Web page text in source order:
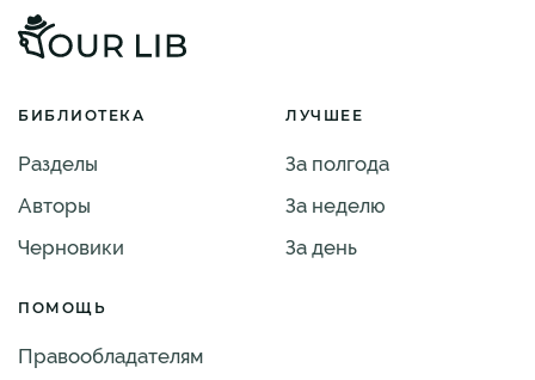
БИБЛИОТЕКА
Разделы
Авторы
Черновики
ЛУЧШЕЕ
За полгода
За неделю
За день
ПОМОЩЬ
Правообладателям